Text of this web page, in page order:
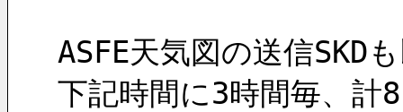
ASFE天気図の送信SKD
下記時間に3時間毎、計